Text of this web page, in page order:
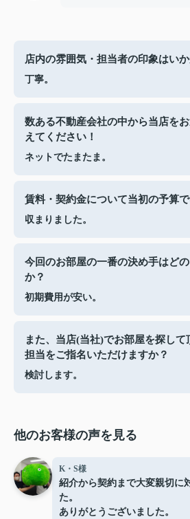
店内の雰囲気・担当者の印象はい
丁寧。
数ある不動産会社の中から当店を
えてください！
ネットでたまたま。
賃料・契約金について当初の予算
収まりました。
今回のお部屋の一番の決め手はど
か？
初期費用が安い。
また、当店(当社)でお部屋を探し
担当をご指名いただけますか？
検討します。
他のお客様の声を見る
K・S様
紹介から契約まで大変親切に
た。
ありがとうございました。